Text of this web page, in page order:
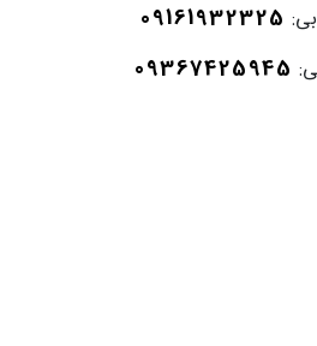
09161932325
09367425945